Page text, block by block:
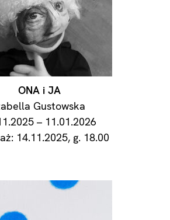
ONA i JA
Gustowska
– 11.01.2026
14.11.2025, g. 18.00